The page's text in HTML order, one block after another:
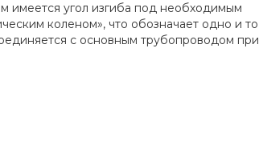
имеется угол изгиба под необходимым
коленом», что обозначает одно и то
с основным трубопроводом при